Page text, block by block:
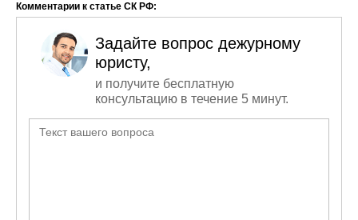
Комментарии к статье СК РФ:
Задайте вопрос дежурному
юристу,
и получите бесплатную
консультацию в течение 5 минут.